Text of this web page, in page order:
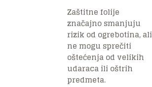
Zaštitne folije
značajno smanjuju
rizik od ogrebotina, ali
ne mogu sprečiti
oštećenja od velikih
udaraca ili oštrih
predmeta.